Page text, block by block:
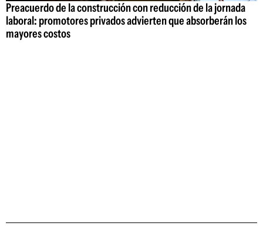
Preacuerdo de la construcción con reducción de la jornada
laboral: promotores privados advierten que absorberán los
mayores costos